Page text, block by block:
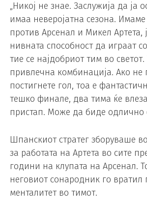
„Никој не знае. Заслужија да ја
имаа неверојатна сезона. Имаме
против Арсенал и Микел Артета,
нивната способност да играат
тие се најдобриот тим во
привлечна комбинација. Ако не
постигнете гол, тоа е
тешко финале, два тима ќе
пристап. Може да биде одлично
Шпанскиот стратег зборуваше
за работата на Артета во сите
години на клупата на Арсенал.
неговиот сонародник го
менталитет во тимот.